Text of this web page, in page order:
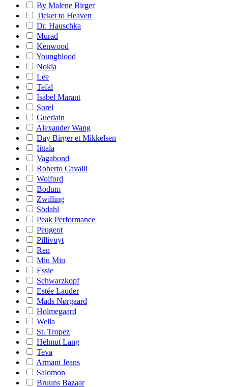
By Malene Birger
Ticket to Heaven
Dr. Hauschka
Murad
Kenwood
Youngblood
Nokia
Lee
Tefal
Isabel Marant
Sorel
Guerlain
Alexander Wang
Day Birger et Mikkelsen
Iittala
Vagabond
Roberto Cavalli
Wolford
Bodum
Zwilling
Södahl
Peak Performance
Peugeot
Pillivuyt
Ren
Miu Miu
Essie
Schwarzkopf
Estée Lauder
Mads Nørgaard
Holmegaard
Wella
St. Tropez
Helmut Lang
Teva
Armani Jeans
Salomon
Bruuns Bazaar